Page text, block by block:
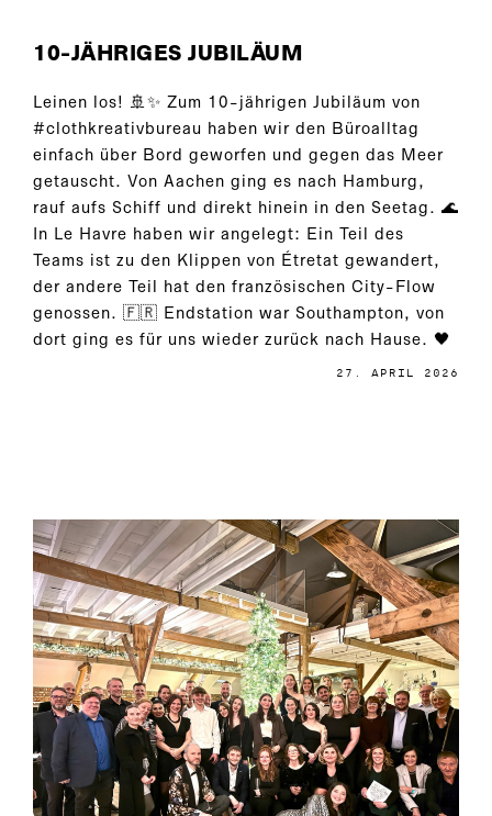
10-JÄHRIGES JUBILÄUM
Leinen los! 🚢✨ Zum 10-jährigen Jubiläum von
#clothkreativbureau haben wir den Büroalltag
einfach über Bord geworfen und gegen das Meer
getauscht. Von Aachen ging es nach Hamburg,
rauf aufs Schiff und direkt hinein in den Seetag. 🌊
In Le Havre haben wir angelegt: Ein Teil des
Teams ist zu den Klippen von Étretat gewandert,
der andere Teil hat den französischen City-Flow
genossen. 🇫🇷 Endstation war Southampton, von
dort ging es für uns wieder zurück nach Hause. 🖤
27. APRIL 2026